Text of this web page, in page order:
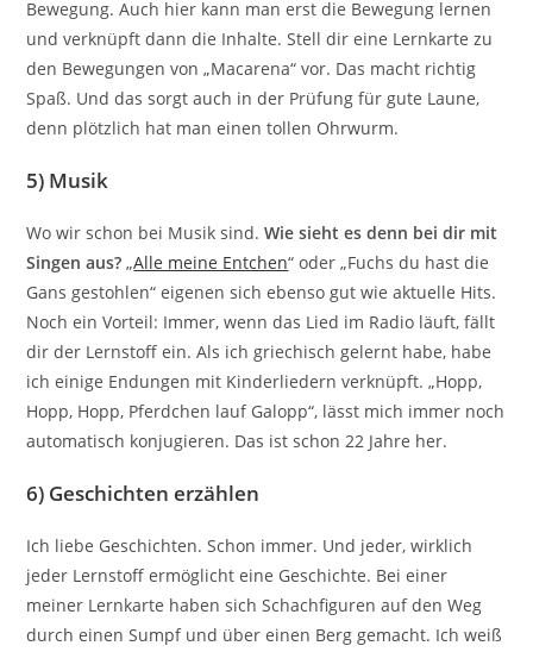
Bewegung. Auch hier kann man erst die Bewegung lernen
und verknüpft dann die Inhalte. Stell dir eine Lernkarte zu
den Bewegungen von „Macarena“ vor. Das macht richtig
Spaß. Und das sorgt auch in der Prüfung für gute Laune,
denn plötzlich hat man einen tollen Ohrwurm.
5) Musik
Wo wir schon bei Musik sind.Wie sieht es denn bei dir mit
Singen aus? „Alle meine Entchen“ oder „Fuchs du hast die
Gans gestohlen“ eigenen sich ebenso gut wie aktuelle Hits.
Noch ein Vorteil: Immer, wenn das Lied im Radio läuft, fällt
dir der Lernstoff ein. Als ich griechisch gelernt habe, habe
ich einige Endungen mit Kinderliedern verknüpft. „Hopp,
Hopp, Hopp, Pferdchen lauf Galopp“, lässt mich immer noch
automatisch konjugieren. Das ist schon 22 Jahre her.
6) Geschichten erzählen
Ich liebe Geschichten. Schon immer. Und jeder, wirklich
jeder Lernstoff ermöglicht eine Geschichte. Bei einer
meiner Lernkarte haben sich Schachfiguren auf den Weg
durch einen Sumpf und über einen Berg gemacht. Ich weiß